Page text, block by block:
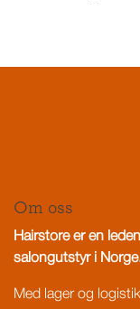
Om oss
Hairstore er en
salongutstyr i
Med lager og